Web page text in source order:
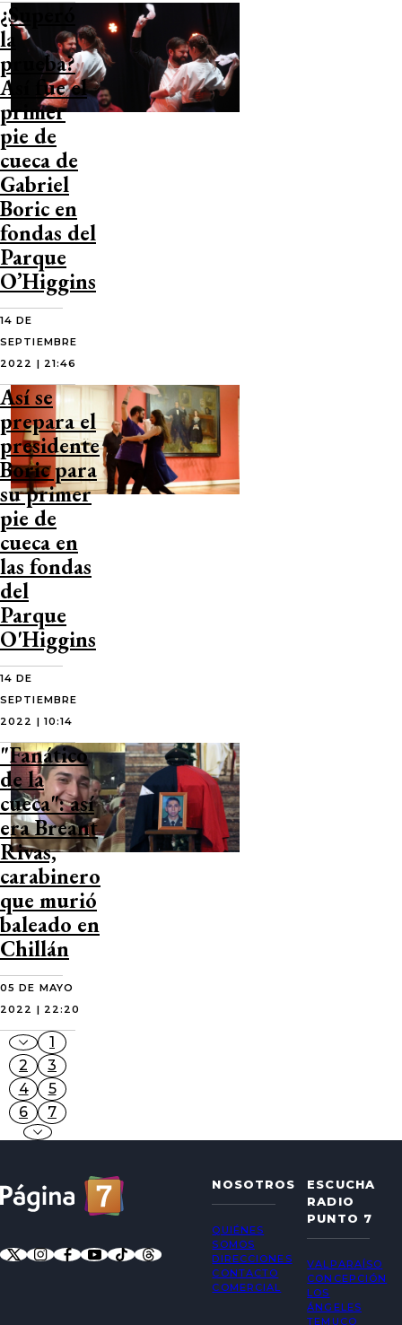
¿Superó
la
prueba?
Así fue el
primer
pie de
cueca de
Gabriel
Boric en
fondas del
Parque
O’Higgins
14 DE
SEPTIEMBRE
2022 | 21:46
Así se
prepara el
presidente
Boric para
su primer
pie de
cueca en
las fondas
del
Parque
O'Higgins
14 DE
SEPTIEMBRE
2022 | 10:14
"Fanático
de la
cueca": así
era Breant
Rivas,
carabinero
que murió
baleado en
Chillán
05 DE MAYO
2022 | 22:20
1
2
3
4
5
6
7
NOSOTROS
QUIÉNES
SOMOS
DIRECCIONES
CONTACTO
COMERCIAL
ESCUCHA
RADIO
PUNTO 7
VALPARAÍSO
CONCEPCIÓN
LOS
ÁNGELES
TEMUCO